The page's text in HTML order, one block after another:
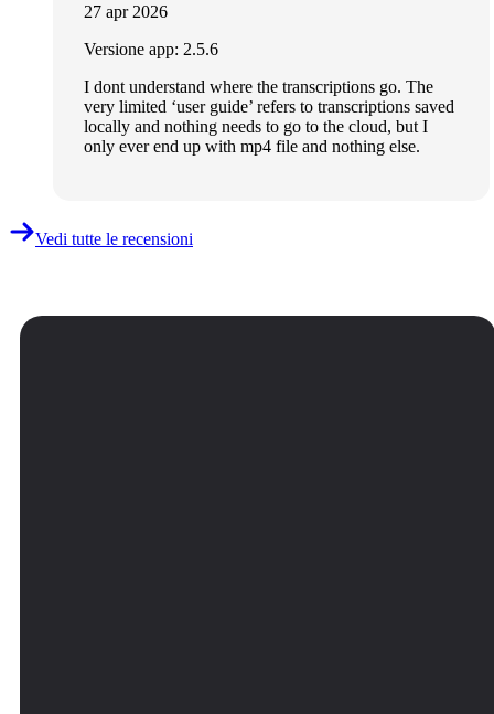
27 apr 2026
Versione app: 2.5.6
I dont understand where the transcriptions go. The
very limited ‘user guide’ refers to transcriptions saved
locally and nothing needs to go to the cloud, but I
only ever end up with mp4 file and nothing else.
Vedi tutte le recensioni